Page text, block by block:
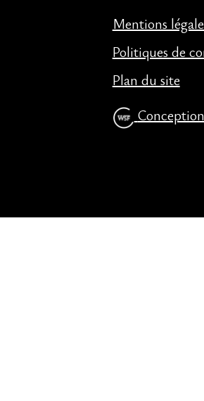
Mentions
Politiques de
Plan du site